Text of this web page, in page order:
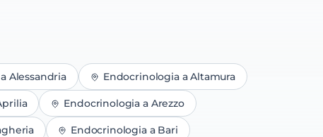
a Alessandria EndocrinologiaaAltamura
Endocrinologia a Arezzo
Endocrinologiaa Bari